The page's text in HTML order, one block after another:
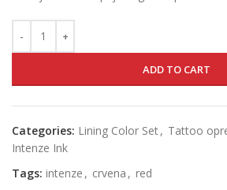
ADD TO CART
Categories: Lining Color Set, Tattoo
Intenze Ink
Tags: intenze , crvena , red